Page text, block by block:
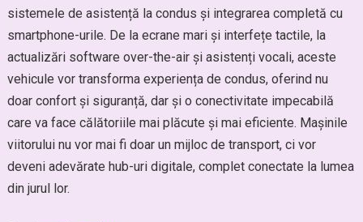
sistemele de asistență la condus și integrarea completă cu
smartphone-urile. De la ecrane mari și interfețe tactile, la
actualizări software over-the-air și asistenți vocali, aceste
vehicule vor transforma experiența de condus, oferind nu
doar confort și siguranță, dar și o conectivitate impecabilă
care va face călătoriile mai plăcute și mai eficiente. Mașinile
viitorului nu vor mai fi doar un mijloc de transport, ci vor
deveni adevărate hub-uri digitale, complet conectate la lumea
din jurul lor.